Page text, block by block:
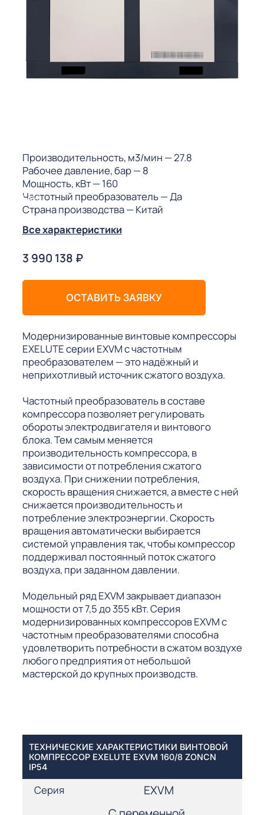
Производительность, м3/мин — 27.8
Рабочее давление, бар— 8
Мощность, кВт— 160
Частотный преобразователь— Да
Страна производства— Китай
Все характеристики
3 990 138 ₽
ОСТАВИТЬ ЗАЯВКУ
Модернизированные винтовые компрессоры
EXELUTE серии EXVM с частотным
преобразователем — это надёжный и
неприхотливый источник сжатого воздуха.
Частотный преобразователь в составе
компрессора позволяет регулировать
обороты электродвигателя и винтового
блока. Тем самым меняется
производительность компрессора, в
зависимости от потребления сжатого
воздуха. При снижении потребления,
скорость вращения снижается, а вместе с ней
снижается производительность и
потребление электроэнергии. Скорость
вращения автоматически выбирается
системой управления так, чтобы компрессор
поддерживал постоянный поток сжатого
воздуха, при заданном давлении.
Модельный ряд EXVM закрывает диапазон
мощности от 7,5 до 355 кВт. Серия
модернизированных компрессоров EXVM с
частотным преобразователями способна
удовлетворить потребности в сжатом воздухе
любого предприятия от небольшой
мастерской до крупных производств.
ТЕХНИЧЕСКИЕ ХАРАКТЕРИСТИКИ ВИНТОВОЙ
КОМПРЕССОР EXELUTE EXVM 160/8 ZONCN
IP54
Серия EXVM
АИ